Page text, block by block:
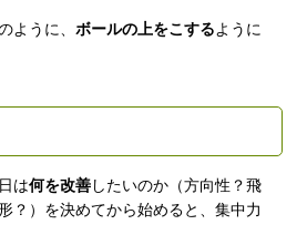
ように、ボールの上をこするように
は何を改善したいのか（方向性？飛
？）を決めてから始めると、集中力